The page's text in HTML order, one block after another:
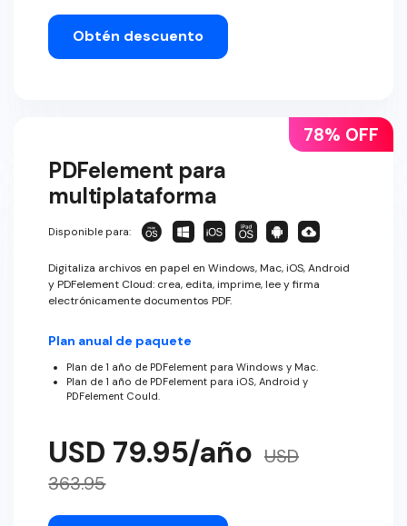
Obtén descuento
78% OFF
PDFelement para
multiplataforma
Disponible para:
Digitaliza archivos en papel en Windows, Mac, iOS, Android
y PDFelement Cloud: crea, edita, imprime, lee y firma
electrónicamente documentos PDF.
Plan anual de paquete
Plan de 1 año de PDFelement para Windows y Mac.
Plan de 1 año de PDFelement para iOS, Android y
PDFelement Could.
USD 79.95/año USD
363.95